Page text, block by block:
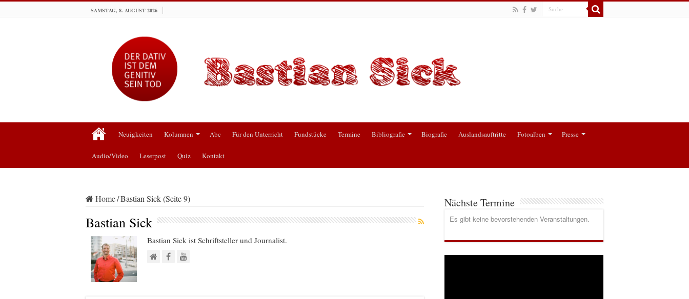
SAMSTAG, 8. AUGUST 2026
Neuigkeiten Kolumnen Abc Für den Unterricht Fundstücke Termine Bibliografie Biografie Auslandsauftritte Fotoalben Presse
Audio/Video Leserpost Quiz Kontakt
Home/Bastian Sick (Seite 9)
Bastian Sick
Bastian Sick ist Schriftsteller und Journalist.
Nächste Termine
Es gibt keine bevorstehenden Veranstaltungen.